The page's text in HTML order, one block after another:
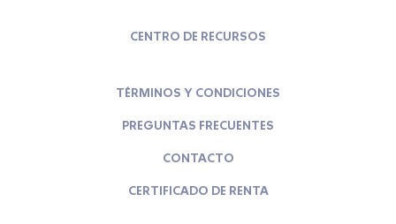
CENTRO DE RECURSOS
TÉRMINOS Y CONDICIONES
PREGUNTAS FRECUENTES
CONTACTO
CERTIFICADO DE RENTA